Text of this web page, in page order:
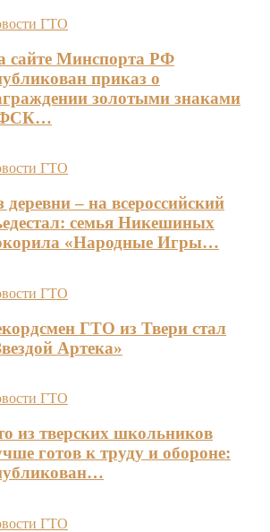
ГТО
сайте Минспорта РФ
приказ о
золотыми знаками
ГТО
деревни – на всероссийский
семья Никешиных
«Народные Игры…
ГТО
ГТО из Твери стал
Артека»
ГТО
из тверских школьников
готов к труду и обороне:
ГТО